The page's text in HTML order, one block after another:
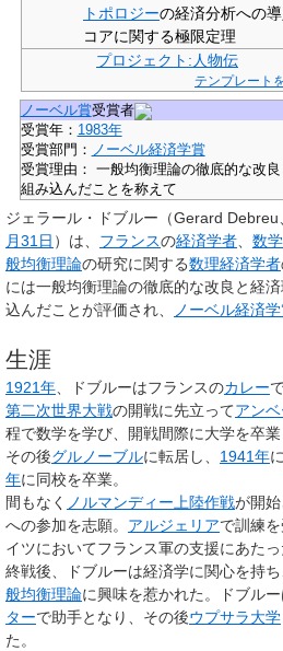
トポロジーの経済分析への導
コアに関する極限定理
プロジェクト:人物伝
テンプレート
ノーベル賞受賞者
受賞年： 1983年
受賞部門：
ノーベル経済学賞
受賞理由：
一般均衡理論の徹底的な改
組み込んだことを称えて
ジェラール・ドブルー （Gerard Debreu
月31日 ）は、 フランスの経済学者 数
般均衡理論の研究に関する数理経済学者
には一般均衡理論の徹底的な改良と経
込んだことが評価され、
ノーベル経済
生涯
1921年 、ドブルーはフランスのカレー
第二次世界大戦の開戦に先立ってアン
程で数学を学び、開戦間際に大学を卒業
その後グルノーブルに転居し、 1941年に
年に同校を卒業。
間もなく ノルマンディー上陸作戦が開
への参加を志願。 アルジェリアで訓練を
イツにおいてフランス軍の支援にあたっ
終戦後、ドブルーは経済学に関心を持ち
般均衡理論に興味を惹かれた。ドブルー
ターで助手となり、その後ウプサラ大学
た。